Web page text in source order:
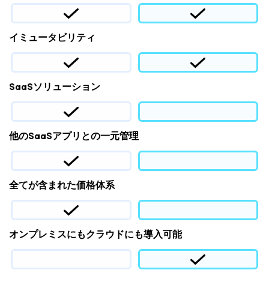
イミュータビリティ
SaaSソリューション
他のSaaSアプリとの一元管理
全てが含まれた価格体系
オンプレミスにもクラウドにも導入可能